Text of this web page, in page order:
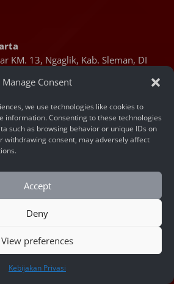
Manage Consent
we use technologies like cookies to
information. Consenting to these technologies
such as browsing behavior or unique IDs on
withdrawing consent, may adversely affect
Accept
Deny
View preferences
Kebijakan Privasi
KM. 13, Ngaglik, Kab. Sleman, DI
HUBUNGI KAMI